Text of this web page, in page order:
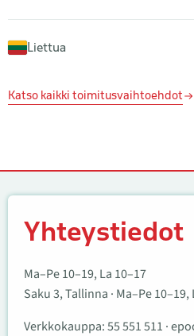
Liettua
Katso kaikki toimitusvaihtoehdot
Yhteystiedot
Ma–Pe 10–19, La 10–17
Saku 3, Tallinna · Ma–Pe 10–19,
Verkkokauppa:55 551 511 ·